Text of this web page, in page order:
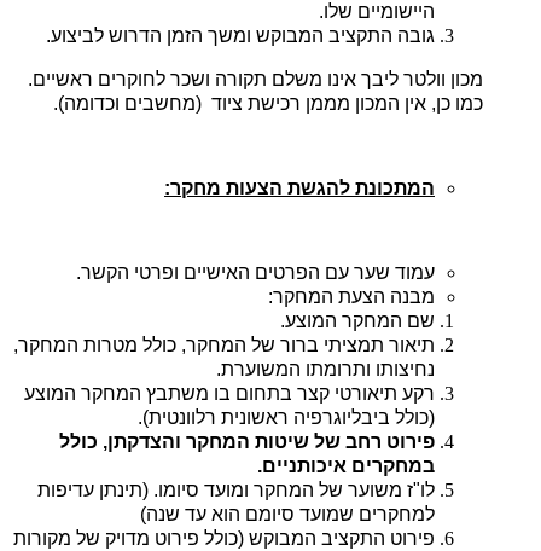
היישומיים שלו.
גובה התקציב המבוקש ומשך הזמן הדרוש לביצוע.
מכון וולטר ליבך אינו משלם תקורה ושכר לחוקרים ראשיים.
כמו כן, אין המכון מממן רכישת ציוד (מחשבים וכדומה).
המתכונת להגשת הצעות מחקר:
עמוד שער עם הפרטים האישיים ופרטי הקשר.
מבנה הצעת המחקר:
שם המחקר המוצע.
תיאור תמציתי ברור של המחקר, כולל מטרות המחקר,
נחיצותו ותרומתו המשוערת.
רקע תיאורטי קצר בתחום בו משתבץ המחקר המוצע
(כולל ביבליוגרפיה ראשונית רלוונטית).
פירוט רחב של שיטות המחקר והצדקתן, כולל
במחקרים איכותניים.
לו"ז משוער של המחקר ומועד סיומו. (תינתן עדיפות
למחקרים שמועד סיומם הוא עד שנה)
פירוט התקציב המבוקש (כולל פירוט מדויק של מקורות